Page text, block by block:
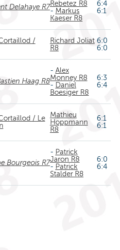
Delahaye R7Rebetez R8
- Markus
Kaeser R8
6:4
6:1
/
Richard Joliat
R8
6:0
6:0
Haag R8
- Alex
Monney R8
- Daniel
Boesiger R8
6:3
6:4
/ Le
Mathieu
Hoppmann
R8
6:1
6:1
Bourgeois R7
- Patrick
Jaron R8
- Patrick
Stalder R8
6:0
6:4